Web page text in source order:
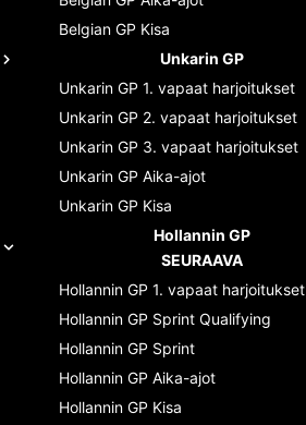
Belgian GP Kisa
Unkarin GP
Unkarin GP 1. vapaat harjoitukset
Unkarin GP 2. vapaat harjoitukset
Unkarin GP 3. vapaat harjoitukset
Unkarin GP Aika-ajot
Unkarin GP Kisa
Hollannin GP
SEURAAVA
Hollannin GP 1. vapaat harjoitukset
Hollannin GP Sprint Qualifying
Hollannin GP Sprint
Hollannin GP Aika-ajot
Hollannin GP Kisa